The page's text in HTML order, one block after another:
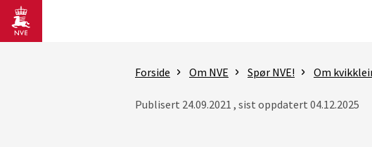
Gå til hovedinnhold
Forside Om NVE Spør NVE! Om
Publisert 24.09.2021 , sist oppdatert 04.12.2025